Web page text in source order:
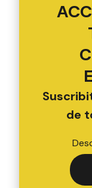
de